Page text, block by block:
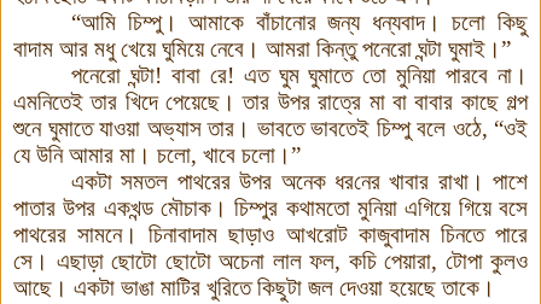
“আমি চিম্পু। আমাকে বাঁচানোর জন্য ধন্যবাদ। চলো কিছু
বাদাম আর মধু খেয়ে ঘুমিয়ে নেবে। আমরা কিন্তু পনেরো ঘন্টা ঘুমাই ।”
পনেরো ঘন্টা! বাবা রে! এত ঘুম ঘুমাতে তো মুনিয়া পারবে না।
এমনিতেই তার খিদে পেয়েছে। তার উপর রাত্রে মা বা বাবার কাছে গল্প
শুনে ঘুমাতে যাওয়া অভ্যাস তার। ভাবতে ভাবতেই চিম্পু বলে ওঠে, “ওই
যে উনি আমার মা। চলো, খাবে চলো ।”
একটা সমতল পাথরের উপর অনেক ধরনের খাবার রাখা। পাশে
পাতার উপর একখন্ড মৌচাক। চিম্পুর কথামতো মুনিয়া এগিয়ে গিয়ে বসে
পাথরের সামনে। চিনাবাদাম ছাড়াও আখরোট কাজুবাদাম চিনতে পারে
সে। এছাড়া ছোটো ছোটোঅচেনা লাল ফল, কচি পেয়ারা, টোপা কুলও
আছে। একটা ভাঙা মাটির খুরিতে কিছুটা জল দেওয়া হয়েছে তাকে ।